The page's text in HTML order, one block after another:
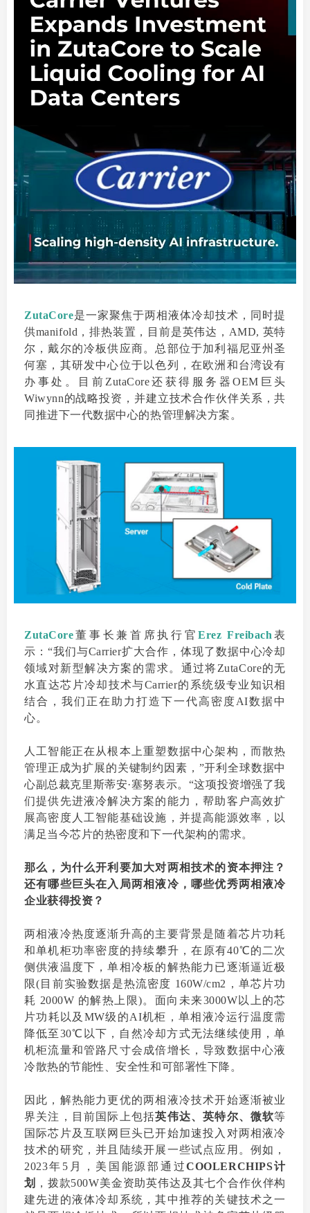
ZutaCore是一家聚焦于两相液体冷却技术，同时提
供manifold，排热装置，目前是英伟达，AMD, 英特
尔，戴尔的冷板供应商。总部位于加利福尼亚州圣
何塞，其研发中心位于以色列，在欧洲和台湾设有
办事处。目前ZutaCore还获得服务器OEM巨头
Wiwynn的战略投资，并建立技术合作伙伴关系，共
同推进下一代数据中心的热管理解决方案。
ZutaCore董事长兼首席执行官Erez Freibach表
示：“我们与Carrier扩大合作，体现了数据中心冷却
领域对新型解决方案的需求。通过将ZutaCore的无
水直达芯片冷却技术与Carrier的系统级专业知识相
结合，我们正在助力打造下一代高密度AI数据中
心。
人工智能正在从根本上重塑数据中心架构，而散热
管理正成为扩展的关键制约因素，”开利全球数据中
心副总裁克里斯蒂安·塞努表示。“这项投资增强了我
们提供先进液冷解决方案的能力，帮助客户高效扩
展高密度人工智能基础设施，并提高能源效率，以
满足当今芯片的热密度和下一代架构的需求。
那么，为什么开利要加大对两相技术的资本押注？
还有哪些巨头在入局两相液冷，哪些优秀两相液冷
企业获得投资？
两相液冷热度逐渐升高的主要背景是随着芯片功耗
和单机柜功率密度的持续攀升，在原有40℃的二次
侧供液温度下，单相冷板的解热能力已逐渐逼近极
限(目前实验数据是热流密度 160W/cm2，单芯片功
耗 2000W 的解热上限)。面向未来3000W以上的芯
片功耗以及MW级的AI机柜，单相液冷运行温度需
降低至30℃以下，自然冷却方式无法继续使用，单
机柜流量和管路尺寸会成倍增长，导致数据中心液
冷散热的节能性、安全性和可部署性下降。
因此，解热能力更优的两相液冷技术开始逐渐被业
界关注，目前国际上包括英伟达、英特尔、微软等
国际芯片及互联网巨头已开始加速投入对两相液冷
技术的研究，并且陆续开展一些试点应用。例如，
2023年5月，美国能源部通过COOLERCHIPS计
划
，拨款500W美金资助英伟达及其七个合作伙伴构
建先进的液体冷却系统，其中推荐的关键技术之一